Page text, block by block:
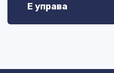
Е управа